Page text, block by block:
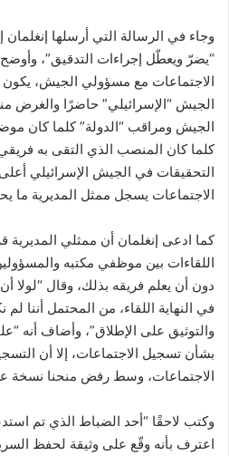
وجاء في الرسالة التي أرسلها
“يضرّ ويعطّل إجراءات التدقيق”،
الاجتماعات مع مسؤولي الجيش،
الجيش “الإسرائيلي” حاضرًا والغرض
الجيش ومراقب “الدولة” كلما كان
كلما كان المنصب الذي التقى به
التحقيقات في الجيش الإسرائيلي
الاجتماعات يسجل ممثل المديرية ما
كما ادعى إنغلمان أن ممثلي المديرية
اللقاءات بين موظفي مكتبه
دون أن يعلم فريقه بذلك، وقال “لولا
في النهاية اللقاء، من المحتمل أننا
والتوثيق على الإطلاق”، وأضاف أنه
بشأن تسجيل الاجتماعات، إلا أن
الاجتماعات، وسط رفض منحنا نسخة
وكتب لاحقًا “أحد الضباط الذي تم
اعترف بأنه وقّع على وثيقة لحفظ